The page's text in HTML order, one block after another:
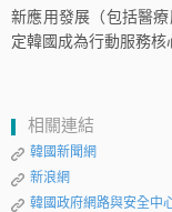
新應用發展（包括醫
定韓國成為行動服務核
相關連結
韓國新聞網
新浪網
韓國政府網路與安全中